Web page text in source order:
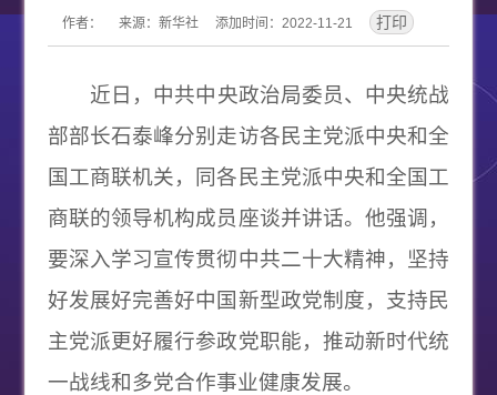
作者： 来源：新华社 添加时间：2022-11-21
近日，中共中央政治局委员、中央统战
部部长石泰峰分别走访各民主党派中央和全
国工商联机关，同各民主党派中央和全国工
商联的领导机构成员座谈并讲话。他强调，
要深入学习宣传贯彻中共二十大精神，坚持
好发展好完善好中国新型政党制度，支持民
主党派更好履行参政党职能，推动新时代统
一战线和多党合作事业健康发展。